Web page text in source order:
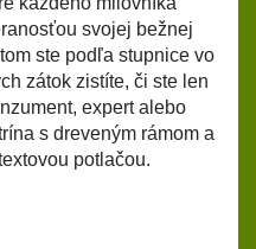
svojej bežnej
ste podľa stupnice vo
zátok zistíte, či ste len
expert alebo
s dreveným rámom a
potlačou.